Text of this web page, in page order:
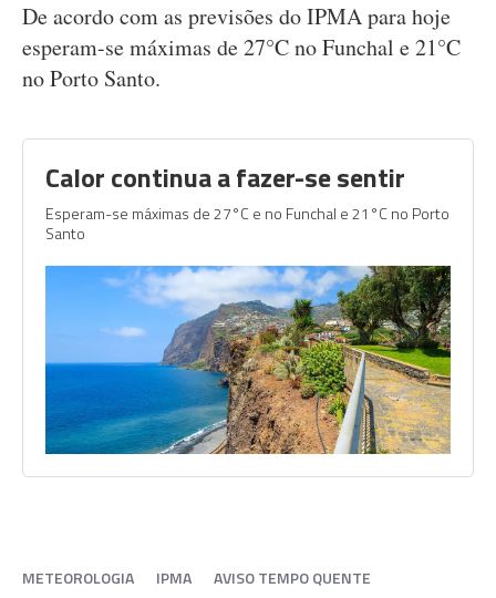
De acordo com as previsões do IPMA para hoje
esperam-se máximas de 27°C no Funchal e 21°C
no Porto Santo.
Calor continua a fazer-se sentir
Esperam-se máximas de 27°C e no Funchal e 21°C no Porto
Santo
METEOROLOGIA IPMA AVISO TEMPO QUENTE